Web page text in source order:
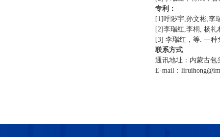
专利：
[1] 呼陟宇;孙文彬;李
[2]李瑞红 李桐
杨礼
[3] 李瑞红，等 一种
联系方式
通讯地址：内蒙古包
E-mail ：